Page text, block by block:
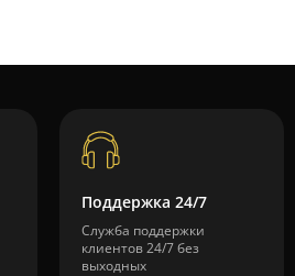
Поддержка 24/7
Служба поддержки
клиентов 24/7 без
выходных